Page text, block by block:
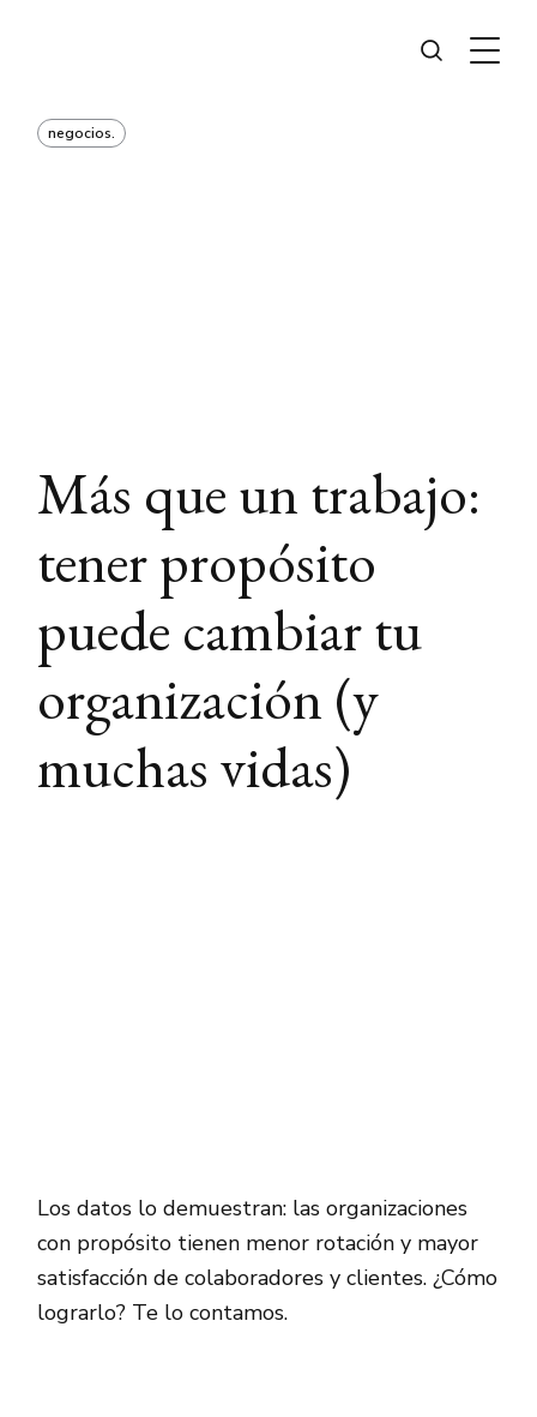
negocios.
Más que un trabajo:
tener propósito
puede cambiar tu
organización (y
muchas vidas)
Los datos lo demuestran: las organizaciones
con propósito tienen menor rotación y mayor
satisfacción de colaboradores y clientes. ¿Cómo
lograrlo? Te lo contamos.